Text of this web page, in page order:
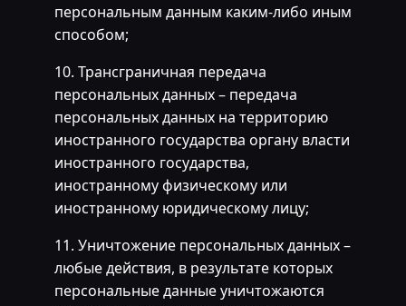
персональным данным каким-либо иным
способом;
10. Трансграничная передача
персональных данных – передача
персональных данных на территорию
иностранного государства органу власти
иностранного государства,
иностранному физическому или
иностранному юридическому лицу;
11. Уничтожение персональных данных –
любые действия, в результате которых
персональные данные уничтожаются